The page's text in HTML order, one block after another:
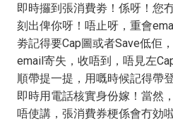
即時攞到張消費劵！係呀！您
刻出俾你呀！唔止呀，重會
劵記得要Cap圖或者Save低佢
email寄失，收唔到，唔見左
順帶提一提，用嘅時候記得帶
即時用電話核實身份嫁！當然
唔使講，張消費券梗係會冇効